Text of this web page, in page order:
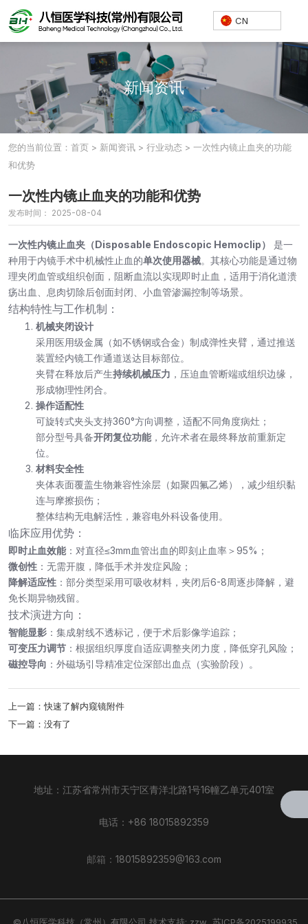
CN
新闻资讯
您的当前位置：首页 > 新闻资讯 > 行业动态 > 一次性内镜止血夹的功能
和优势
一次性内镜止血夹的功能和优势
发布时间： 2025-08-04
一次性内镜止血夹（Disposable Endoscopic Hemoclip）
是一
种用于内镜手术中机械性止血的单次使用器械。其核心功能是通过物
理夹闭血管或组织创面，阻断血流以实现即时止血，适用于消化道溃
疡出血、息肉切除后创面封闭、小血管渗漏控制等场景。
结构特性与工作机制：
机械夹闭设计
采用医用级金属（如不锈钢或合金）制成弹性夹臂，通过推送
装置经内镜工作通道送达目标部位。
夹臂在释放后产生持续机械压力 ，压迫血管断端或组织边缘，
形成物理性闭合。
操作适配性
可旋转式夹头支持360°方向调整，适配不同角度病灶；
部分型号具备开闭复位功能，允许术者在最终释放前重新定
位。
材料安全性
夹体表面覆盖生物兼容性涂层（如聚四氟乙烯），减少组织黏
连与摩擦损伤；
整体结构无电解活性，兼容电外科设备使用。
临床应用优势：
即时止血效能：对直径≤3mm血管出血的即刻止血率＞95%；
微创性 ：无需开腹，降低手术并发症风险；
降解适应性 ：部分类型采用可吸收材料，夹闭后6-8周逐步降解，避
免长期异物残留。
技术演进方向：
智能显影 ：集成射线不透标记，便于术后影像学追踪；
可变压力调节 ：根据组织厚度自适应调整夹闭力度，降低穿孔风险；
磁控导向 ：外磁场引导精准定位深部出血点（实验阶段）。
上一篇：快速了解内窥镜附件
下一篇： 没有了
地址：江苏省常州市天宁区青洋北路1号16幢乙单元401室
电话： +86 18015892359
邮箱： 18015892359@163.com
©八恒医学科技（常州）有限公司 技术支持: zzw 苏ICP备2025199935